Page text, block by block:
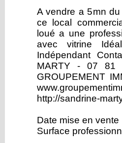
A vendre a 5mn
ce local
loué a une
avec vitrine
Indépendant
MARTY - 07 81
GROUPEMENT
http://sandrine-
Date mise en vente
Surface